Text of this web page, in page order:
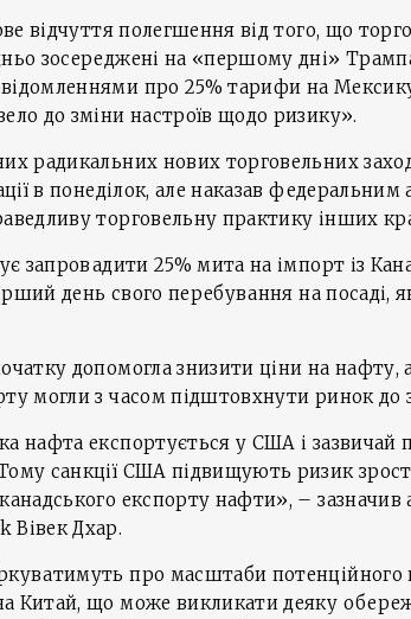
відчуття полегшення від того, що
зосереджені на «першому дні»
про 25% тарифи на
до зміни настроїв щодо ризику».
радикальних нових торговельних
в понеділок, але наказав федеральним
торговельну практику інших
запровадити 25% мита на імпорт із
день свого перебування на посаді,
допомогла знизити ціни на нафту,
могли з часом підштовхнути ринок до
нафта експортується у США і зазвичай
санкції США підвищують ризик
експорту нафти», – зазначив
Вівек Дхар.
про масштаби потенційного
Китай, що може викликати деяку